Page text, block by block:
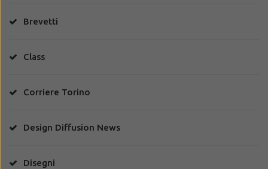
Brevetti
Class
Corriere Torino
Design Diffusion News
Disegni